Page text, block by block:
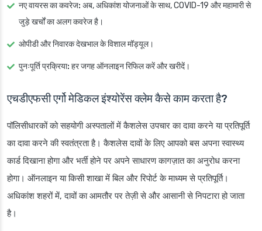
नए वायरस का कवरेज: अब, अधिकांश योजनाओं के साथ, COVID-19 और महामारी से
जुड़े खर्चों का अलग कवरेज है।
ओपीडी और निवारक देखभाल के विशाल मॉड्यूल।
पुनःपूर्ति प्रक्रिया: हर जगह ऑनलाइन रिफिल करें और खरीदें।
एचडीएफसी एर्गो मेडिकल इंश्योरेंस क्लेम कैसे काम करता है?
पॉलिसीधारकों को सहयोगी अस्पतालों में कैशलेस उपचार का दावा करने या प्रतिपूर्ति
का दावा करने की स्वतंत्रता है। कैशलेस दावों के लिए आपको बस अपना स्वास्थ्य
कार्ड दिखाना होगा और भर्ती होने पर अपने साधारण कागज़ात का अनुरोध करना
होगा। ऑनलाइन या किसी शाखा में बिल और रिपोर्ट के माध्यम से प्रतिपूर्ति।
अधिकांश शहरों में, दावों का आमतौर पर तेज़ी से और आसानी से निपटारा हो जाता
है।